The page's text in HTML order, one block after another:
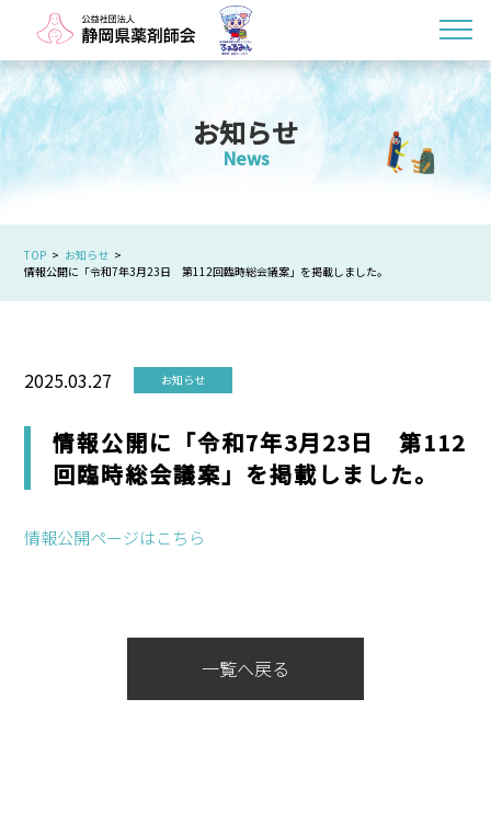
お知らせ
News
TOP
お知らせ
情報公開に「令和7年3月23日 第112回臨時総会議案」を掲載しました。
2025.03.27 お知らせ
情報公開に「令和7年3月23日 第112
回臨時総会議案」を掲載しました。
情報公開ページはこちら
一覧へ戻る